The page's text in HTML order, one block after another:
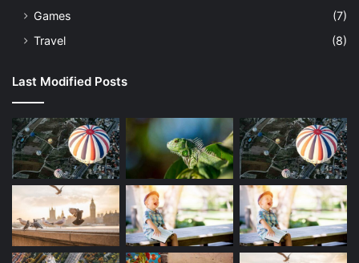
Games
(7)
Travel
(8)
Last Modified Posts